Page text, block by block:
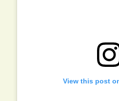
View this post